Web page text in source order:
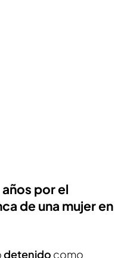
por el
de una mujer en
detenido como